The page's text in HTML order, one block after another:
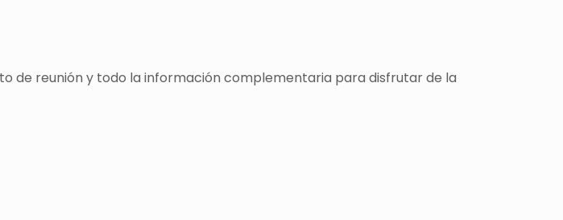
de reunión y todo la información complementaria para disfrutar de la